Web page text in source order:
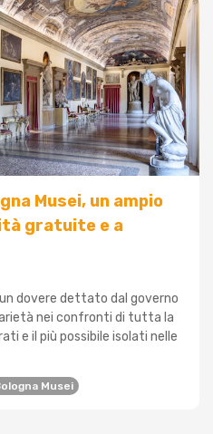
Musei, un ampio
gratuite e a
dovere dettato dal governo
nei confronti di tutta la
e il più possibile isolati nelle
Musei